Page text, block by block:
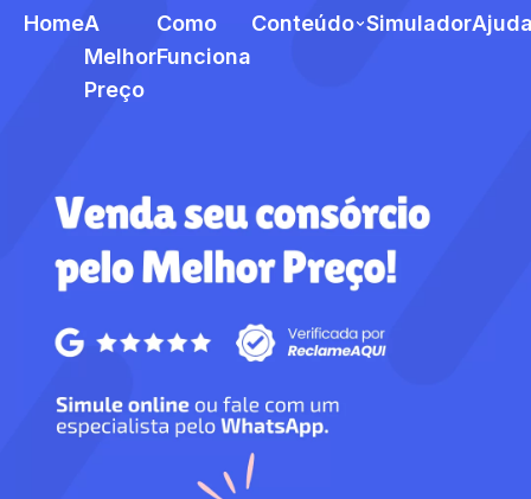
HomeA
Melhor
Preço
Como
Funciona
Conteúdo Simulador